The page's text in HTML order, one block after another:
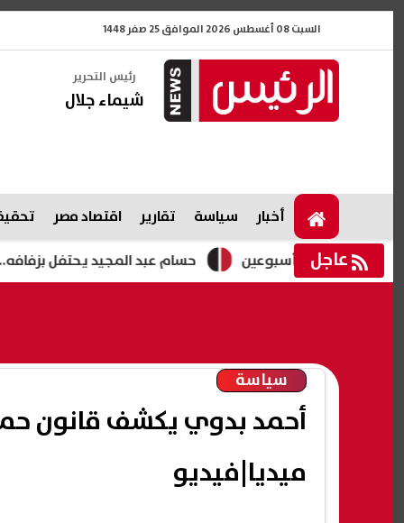
السبت 08 أغسطس 2026 الموافق 25 صفر 1448
رئيس التحرير
شيماء جلال
أخبار سياسة تقارير اقتصاد مصر
عاجل حسام عبد المجيد يحتفل بزفافه.. لمدة أسبوعين
سياسة
أحمد بدوي يكشف قانون
ميديا|فيديو